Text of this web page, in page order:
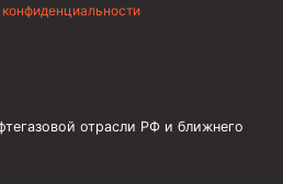
конфиденциальности
отрасли РФ и ближнего